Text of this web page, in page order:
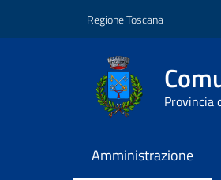
Regione Toscana
Provincia
Amministrazione